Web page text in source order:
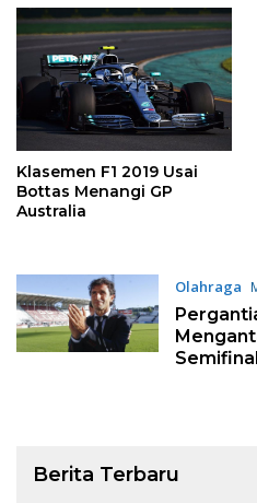
Klasemen F1 2019 Usai
Bottas Menangi GP
Australia
Olahraga
Semifinal
Berita Terbaru